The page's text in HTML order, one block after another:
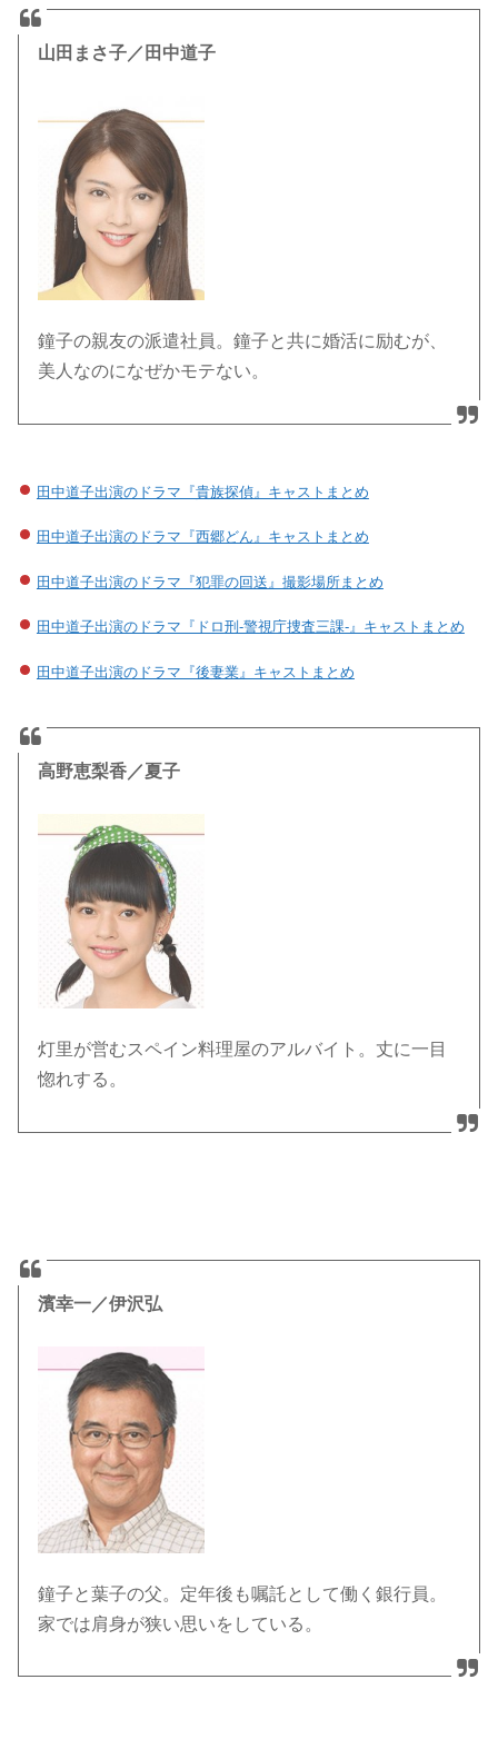
山田まさ子／田中道子
鐘子の親友の派遣社員。鐘子と共に婚活に励むが、
美人なのになぜかモテない。
田中道子出演のドラマ『貴族探偵』キャストまとめ
田中道子出演のドラマ『西郷どん』キャストまとめ
田中道子出演のドラマ『犯罪の回送』撮影場所まとめ
田中道子出演のドラマ『ドロ刑-警視庁捜査三課-』キャストまとめ
田中道子出演のドラマ『後妻業』キャストまとめ
高野恵梨香／夏子
灯里が営むスペイン料理屋のアルバイト。丈に一目
惚れする。
濱幸一／伊沢弘
鐘子と葉子の父。定年後も嘱託として働く銀行員。
家では肩身が狭い思いをしている。